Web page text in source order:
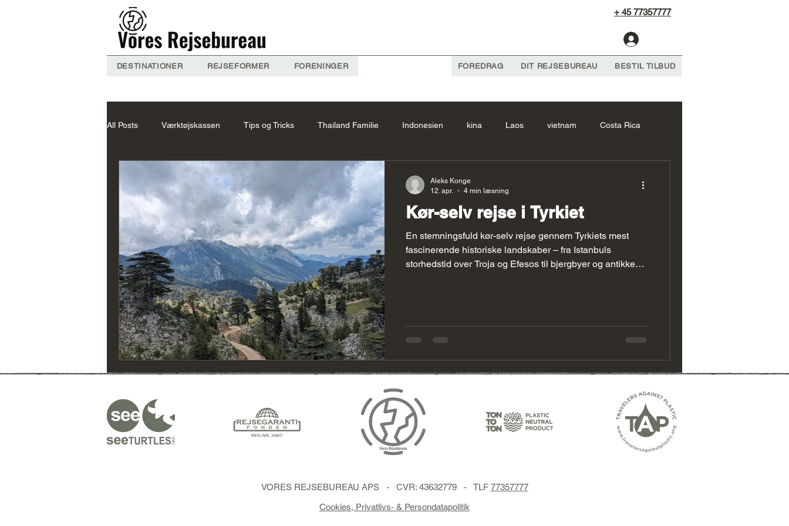
+ 45 77357777
DESTINATIONER REJSEFORMER FORENINGER FOREDRAG DIT REJSEBUREAU BESTIL TILBUD
All Posts Værktøjskassen Tips og Tricks Thailand Familie Indonesien kina Laos vietnam Costa Rica
Om VB Vietnam Forslag
Maldiverne Indien Forslag Cambodia Costa Rica Forslag Bhutan Forslag Laos forslag Sri Lanka Forslag
Indonesien Forslag Mongoliet Forslag Peru Forslag colombia Colombia Forslag Canada Forslag
Chile Forslag
Kør-selv rejse i Tyrkiet
En stemningsfuld kør-selv rejse gennem Tyrkiets mest
fascinerende historiske landskaber – fra Istanbuls
storhedstid over Troja og Efesos til bjergbyer og antikke
Aleks Konge
12. apr.
4 min læsning
VORES REJSEBUREAU APS - CVR: 43632779 - TLF 77357777
Cookies, Privatlivs- & Persondatapolitik